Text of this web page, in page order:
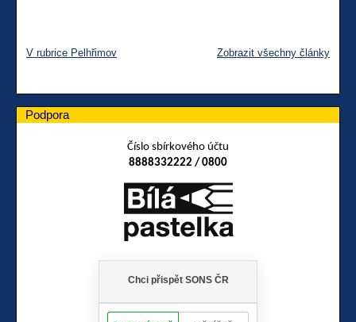
V rubrice Pelhřimov Zobrazit všechny články
Podpora
Číslo sbírkového účtu
8888332222 / 0800